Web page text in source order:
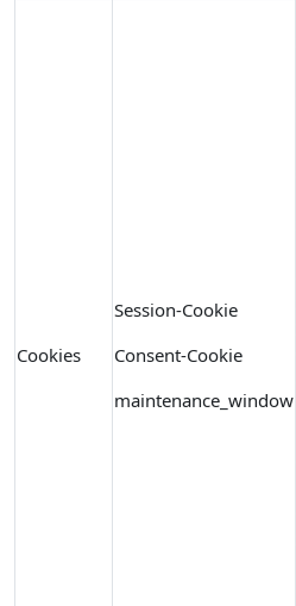
Cookies
Session-Cookie
Consent-Cookie
maintenance_window